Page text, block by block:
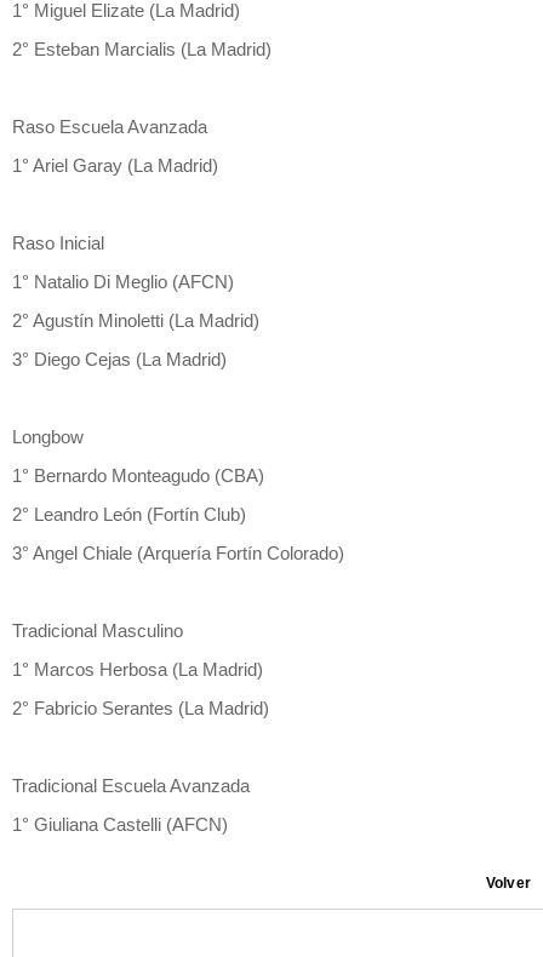
1° Miguel Elizate (La Madrid)
2° Esteban Marcialis (La Madrid)
Raso Escuela Avanzada
1° Ariel Garay (La Madrid)
Raso Inicial
1° Natalio Di Meglio (AFCN)
2° Agustín Minoletti (La Madrid)
3° Diego Cejas (La Madrid)
Longbow
1° Bernardo Monteagudo (CBA)
2° Leandro León (Fortín Club)
3° Angel Chiale (Arquería Fortín Colorado)
Tradicional Masculino
1° Marcos Herbosa (La Madrid)
2° Fabricio Serantes (La Madrid)
Tradicional Escuela Avanzada
1° Giuliana Castelli (AFCN)
Volver